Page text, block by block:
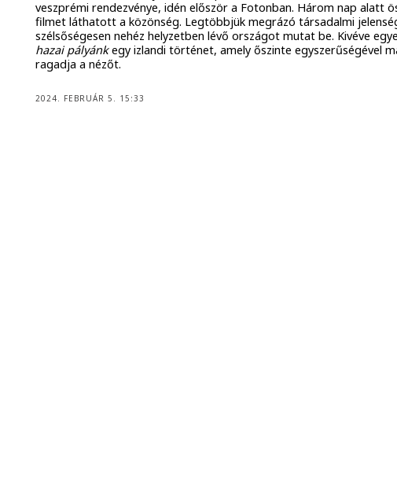
veszprémi rendezvénye, idén először a Fotonban. Három nap alatt
filmet láthatott a közönség. Legtöbbjük megrázó társadalmi
szélsőségesen nehéz helyzetben lévő országot mutat be. Kivéve
hazai pályánkegy izlandi történet, amely őszinte egyszerűségével
ragadja a nézőt.
2024. FEBRUÁR 5. 15:33